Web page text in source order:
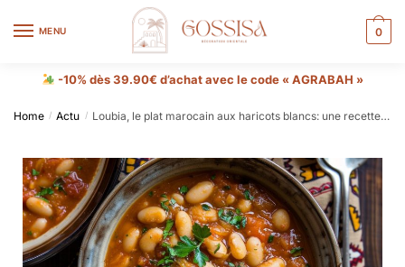
MENU 0
-10% dès 39.90€ d’achat avec le code « AGRABAH »
Home / Actu / Loubia, le plat marocain aux haricots blancs: une recette traditionnelle